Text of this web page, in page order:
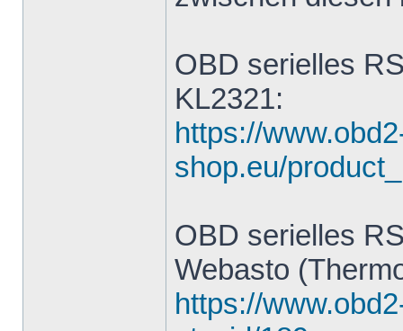
OBD serielles
KL2321:
https://
shop.eu/
OBD serielles
Webasto
https://